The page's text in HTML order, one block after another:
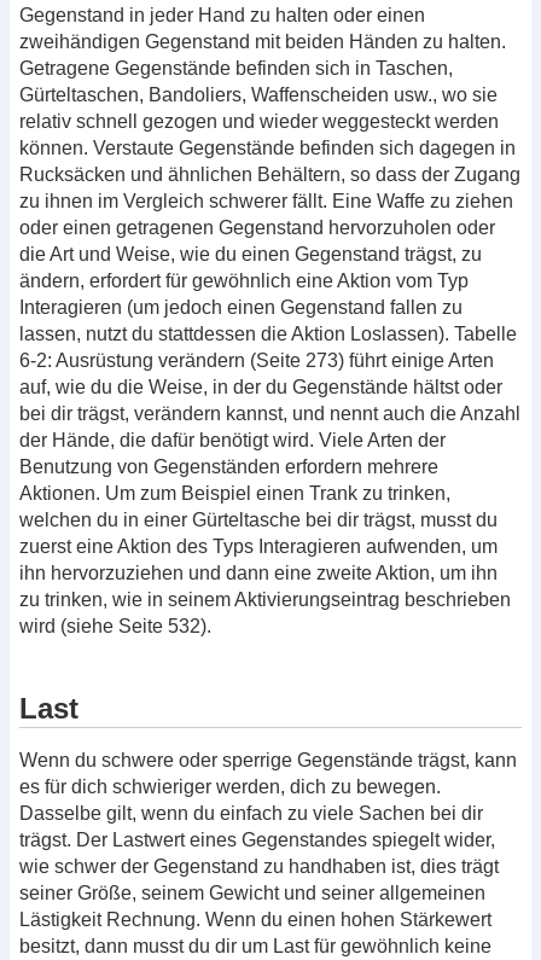
Gegenstand in jeder Hand zu halten oder einen
zweihändigen Gegenstand mit beiden Händen zu halten.
Getragene Gegenstände befinden sich in Taschen,
Gürteltaschen, Bandoliers, Waffenscheiden usw., wo sie
relativ schnell gezogen und wieder weggesteckt werden
können. Verstaute Gegenstände befinden sich dagegen in
Rucksäcken und ähnlichen Behältern, so dass der Zugang
zu ihnen im Vergleich schwerer fällt. Eine Waffe zu ziehen
oder einen getragenen Gegenstand hervorzuholen oder
die Art und Weise, wie du einen Gegenstand trägst, zu
ändern, erfordert für gewöhnlich eine Aktion vom Typ
Interagieren (um jedoch einen Gegenstand fallen zu
lassen, nutzt du stattdessen die Aktion Loslassen). Tabelle
6-2: Ausrüstung verändern (Seite 273) führt einige Arten
auf, wie du die Weise, in der du Gegenstände hältst oder
bei dir trägst, verändern kannst, und nennt auch die Anzahl
der Hände, die dafür benötigt wird. Viele Arten der
Benutzung von Gegenständen erfordern mehrere
Aktionen. Um zum Beispiel einen Trank zu trinken,
welchen du in einer Gürteltasche bei dir trägst, musst du
zuerst eine Aktion des Typs Interagieren aufwenden, um
ihn hervorzuziehen und dann eine zweite Aktion, um ihn
zu trinken, wie in seinem Aktivierungseintrag beschrieben
wird (siehe Seite 532).
Last
Wenn du schwere oder sperrige Gegenstände trägst, kann
es für dich schwieriger werden, dich zu bewegen.
Dasselbe gilt, wenn du einfach zu viele Sachen bei dir
trägst. Der Lastwert eines Gegenstandes spiegelt wider,
wie schwer der Gegenstand zu handhaben ist, dies trägt
seiner Größe, seinem Gewicht und seiner allgemeinen
Lästigkeit Rechnung. Wenn du einen hohen Stärkewert
besitzt, dann musst du dir um Last für gewöhnlich keine